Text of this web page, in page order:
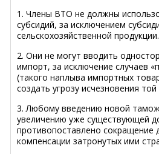
1. Члены ВТО не должны
субсидий, за исключением
сельскохозяйственной продукции.
2. Они не могут вводить
импорт, за исключение случаев
(такого наплыва импортных
создать угрозу исчезновения
3. Любому введению новой
увеличению уже существующей
противопоставлено сокращение
компенсации затронутых ими